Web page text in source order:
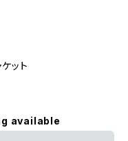
ット
available